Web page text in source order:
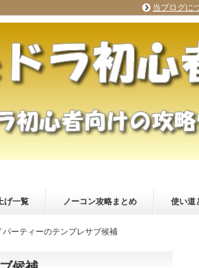
げ一覧 ノーコン攻略まとめ 使い道
パーティーのテンプレサブ候補
当ブログに